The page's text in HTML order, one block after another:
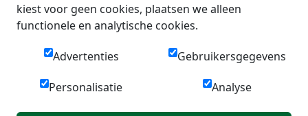
kiest voor geen cookies, plaatsen we alleen
functionele en analytische cookies.
Advertenties Gebruikersgegevens
Personalisatie Analyse